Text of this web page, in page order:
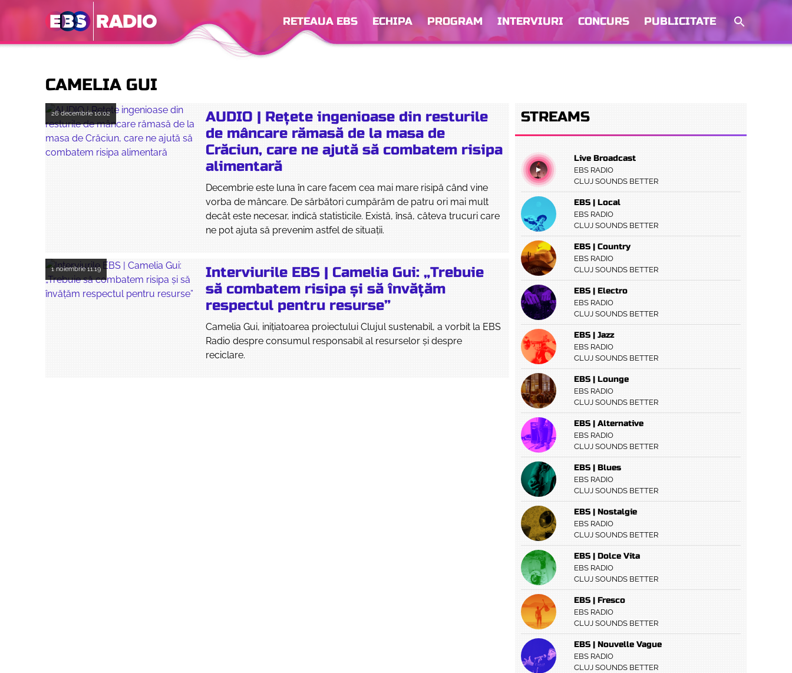
RETEAUA EBS ECHIPA PROGRAM INTERVIURI CONCURS PUBLICITATE
CAMELIA GUI
26 decembrie10:02
AUDIO | Rețete ingenioase din resturile
de mâncare rămasă de la masa de
Crăciun, care ne ajută să combatem risipa
alimentară
Decembrie este luna în care facem cea mai mare risipă când vine
vorba de mâncare. De sărbători cumpărăm de patru ori mai mult
decât este necesar, indică statisticile. Există, însă, câteva trucuri care
ne pot ajuta să prevenim astfel de situații.
1 noiembrie11:19
Interviurile EBS | Camelia Gui: „Trebuie
să combatem risipa și să învățăm
respectul pentru resurse”
Camelia Gui, inițiatoarea proiectului Clujul sustenabil, a vorbit la EBS
Radio despre consumul responsabil al resurselor și despre
reciclare.
STREAMS
Live Broadcast
EBS RADIO
CLUJ SOUNDS BETTER
EBS | Local
EBS RADIO
CLUJ SOUNDS BETTER
EBS | Country
EBS RADIO
CLUJ SOUNDS BETTER
EBS | Electro
EBS RADIO
CLUJ SOUNDS BETTER
EBS | Jazz
EBS RADIO
CLUJ SOUNDS BETTER
EBS | Lounge
EBS RADIO
CLUJ SOUNDS BETTER
EBS | Alternative
EBS RADIO
CLUJ SOUNDS BETTER
EBS | Blues
EBS RADIO
CLUJ SOUNDS BETTER
EBS | Nostalgie
EBS RADIO
CLUJ SOUNDS BETTER
EBS | Dolce Vita
EBS RADIO
CLUJ SOUNDS BETTER
EBS | Fresco
EBS RADIO
CLUJ SOUNDS BETTER
EBS | Nouvelle Vague
EBS RADIO
CLUJ SOUNDS BETTER